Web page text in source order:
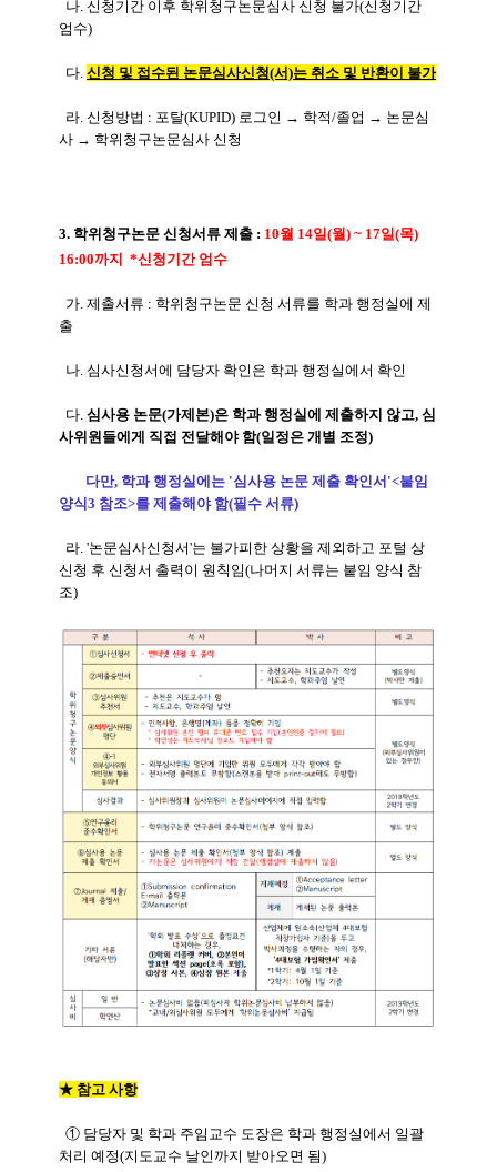
나. 신청기간 이후 학위청구논문심사 신청 불가(신청기간
엄수)
다. 신청 및 접수된 논문심사신청(서)는 취소 및 반환이 불가
라. 신청방법 : 포탈(KUPID) 로그인 → 학적/졸업 → 논문심
사 → 학위청구논문심사 신청
3. 학위청구논문 신청서류 제출 : 10월 14일(월) ~ 17일(목)
16:00까지 *신청기간 엄수
가. 제출서류 : 학위청구논문 신청 서류를 학과 행정실에 제
출
나. 심사신청서에 담당자 확인은 학과 행정실에서 확인
다. 심사용 논문(가제본)은 학과 행정실에 제출하지 않고, 심
사위원들에게 직접 전달해야 함(일정은 개별 조정)
다만, 학과 행정실에는 '심사용 논문 제출 확인서'<붙임
양식3 참조>를 제출해야 함(필수 서류)
라. '논문심사신청서'는 불가피한 상황을 제외하고 포털 상
신청 후 신청서 출력이 원칙임(나머지 서류는 붙임 양식 참
조)
★ 참고 사항
① 담당자 및 학과 주임교수 도장은 학과 행정실에서 일괄
처리 예정(지도교수 날인까지 받아오면 됨)